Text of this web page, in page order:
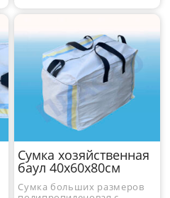
Сумка хозяйственная
баул 40x60x80см
Сумка больших размеров